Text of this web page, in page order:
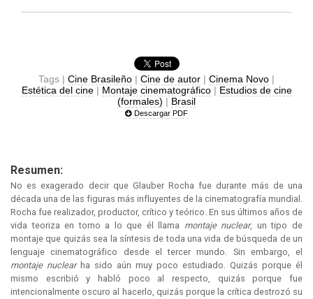
Tags | Cine Brasileño | Cine de autor | Cinema Novo |
Estética del cine| Montaje cinematográfico| Estudios de cine
(formales) | Brasil
Descargar PDF
Resumen:
No es exagerado decir que Glauber Rocha fue durante más de una
década una de las figuras más influyentes de la cinematografía mundial.
Rocha fue realizador, productor, crítico y teórico. En sus últimos años de
vida teoriza en torno a lo que él llama montaje nuclear, un tipo de
montaje que quizás sea la síntesis de toda una vida de búsqueda de un
lenguaje cinematográfico desde el tercer mundo. Sin embargo, el
montaje nuclear ha sido aún muy poco estudiado. Quizás porque él
mismo escribió y habló poco al respecto, quizás porque fue
intencionalmente oscuro al hacerlo, quizás porque la crítica destrozó su